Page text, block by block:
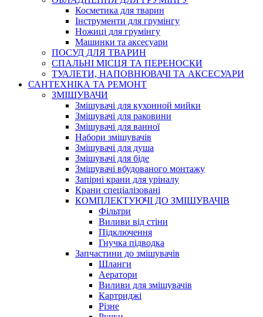
Косметика для тварин
Інструменти для грумінгу
Ножиці для грумінгу
Машинки та аксесуари
ПОСУД ДЛЯ ТВАРИН
СПАЛЬНІ МІСЦЯ ТА ПЕРЕНОСКИ
ТУАЛЕТИ, НАПОВНЮВАЧІ ТА АКСЕСУАРИ
САНТЕХНІКА ТА РЕМОНТ
ЗМІШУВАЧИ
Змішувачі для кухонной мийки
Змішувачі для раковини
Змішувачі для ванної
Набори змішувачів
Змішувачі для душа
Змішувачі для біде
Змішувачі вбудованого монтажу
Запірні крани для уріналу
Крани спеціалізовані
КОМПЛЕКТУЮЧІ ДО ЗМІШУВАЧІВ
Фільтри
Виливи від стіни
Підключення
Гнучка підводка
Запчастини до змішувачів
Шланги
Аератори
Виливи для змішувачів
Картриджі
Різне